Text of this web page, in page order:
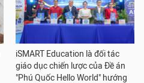
iSMART Education là đối tác
giáo dục chiến lược của Đề án
"Phú Quốc Hello World" hướng